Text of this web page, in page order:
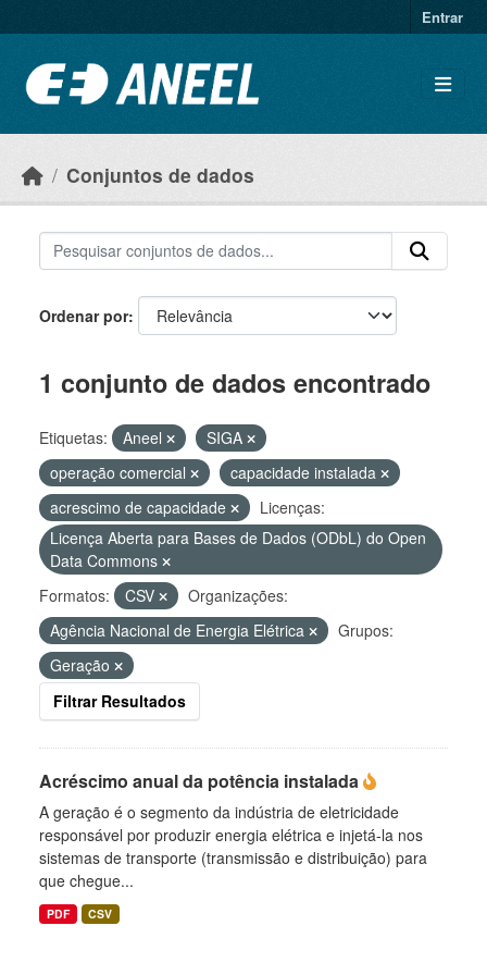
Entrar
Conjuntos de dados
Ordenar por
1 conjunto de dados encontrado
Etiquetas: Aneel
SIGA
operação comercial
capacidade instalada
acrescimo de capacidade
Licenças:
Licença Aberta para Bases de Dados (ODbL) do Open
Data Commons
Formatos:
CSV
Organizações:
Agência Nacional de Energia Elétrica
Grupos:
Geração
Filtrar Resultados
Acréscimo anual da potência instalada
A geração é o segmento da indústria de eletricidade
responsável por produzir energia elétrica e injetá-la nos
sistemas de transporte (transmissão e distribuição) para
que chegue...
PDF CSV